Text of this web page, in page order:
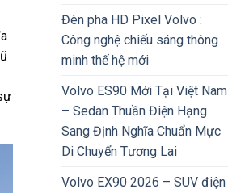
Đèn pha HD Pixel Volvo :
Công nghệ chiếu sáng thông
minh thế hệ mới
Volvo ES90 Mới Tại Việt Nam
– Sedan Thuần Điện Hạng
Sang Định Nghĩa Chuẩn Mực
Di Chuyển Tương Lai
Volvo EX90 2026 – SUV điện